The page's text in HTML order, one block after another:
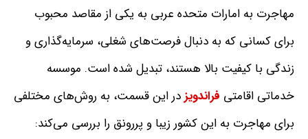
مهاجرت به امارات متحده عربی به یکی از مقاصد محبوب
برای کسانی که به دنبال فرصت‌های شغلی، سرمایه‌گذاری و
زندگی با کیفیت بالا هستند، تبدیل شده است. موسسه
خدماتی اقامتی فراندویزدر این قسمت، به روش‌های مختلفی
برای مهاجرت به این کشور زیبا و پررونق را بررسی می‌کند: